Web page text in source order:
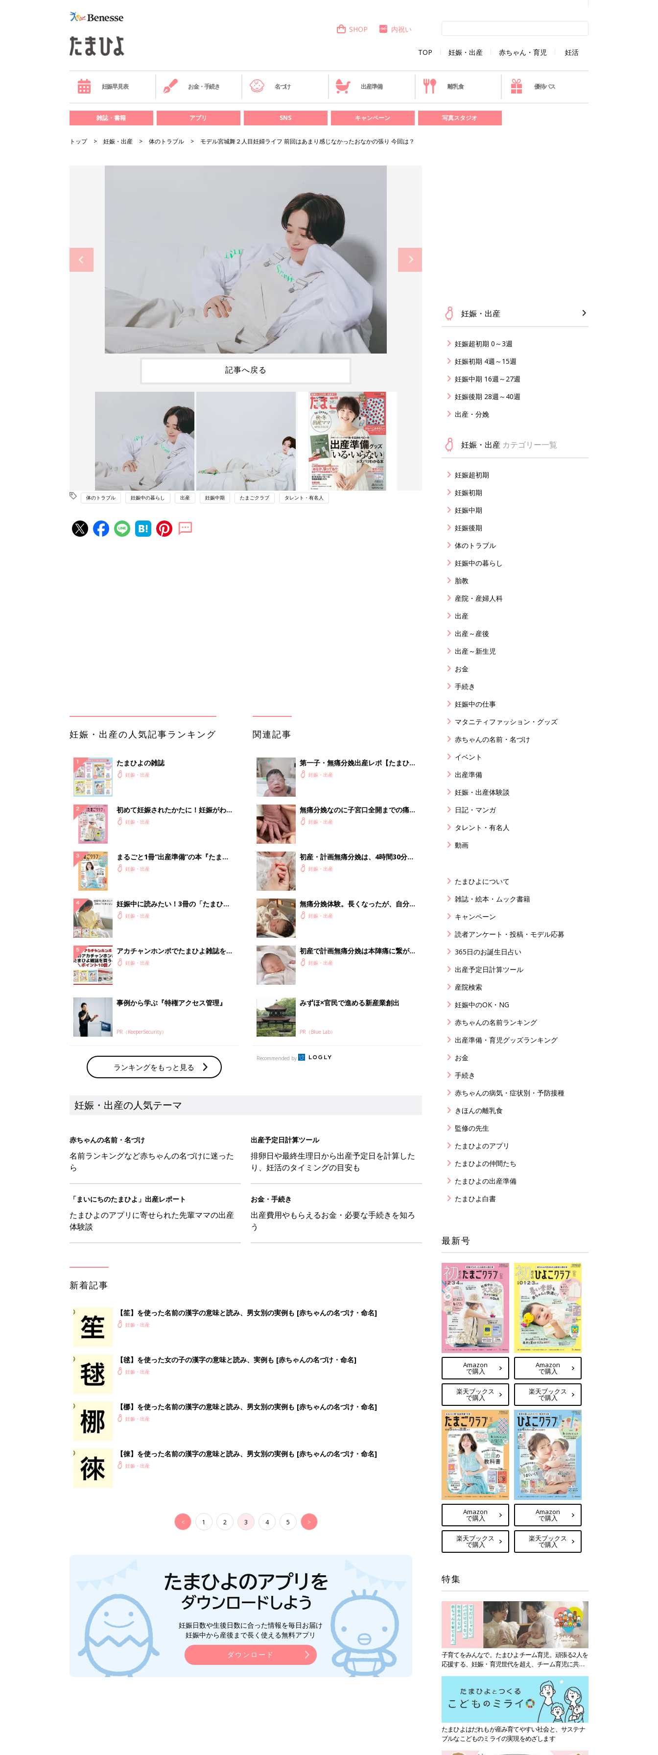
TOP 妊娠・出産 赤ちゃん・育児 妊活
SHOP 内祝い
妊娠早見表 お金・手続き 名づけ 出産準備 離乳食 優待パス
雑誌・書籍 アプリ SNS キャンペーン 写真スタジオ
トップ 妊娠・出産 体のトラブル モデル宮城舞２人目妊婦ライフ 前回はあまり感じなかったおなかの張り 今回は？
記事へ戻る
体のトラブル 妊娠中の暮らし 出産 妊娠中期 たまごクラブ タレント・有名人
夫婦で予習する 出産の教科書
妊娠中に読みたい！3冊の「たまひ
PR（KeeperSecurity）
ランキングをもっと見る
出産体験談】
体験談】
PR（Blue Lab）
妊娠・出産の人気テーマ
赤ちゃんの名前・名づけ
ら
出産予定日計算ツール
り、妊活のタイミングの目安も
「まいにちのたまひよ」出産レポート
たまひよのアプリに寄せられた先輩ママの出産
体験談
お金・手続き
出産費用やもらえるお金・必要な手続きを知ろ
【笙】を使った名前の漢字の意味と読み、男女別の実例も [赤ちゃんの名づけ・命名]
【毬】を使った女の子の漢字の意味と読み、実例も [赤ちゃんの名づけ・命名]
妊娠・出産
【梛】を使った名前の漢字の意味と読み、男女別の実例も [赤ちゃんの名づけ・命名]
< 1 2 3 4 5 >
妊娠・出産
妊娠超初期 0～3週
妊娠初期 4週～15週
妊娠中期 16週～27週
妊娠後期 28週～40週
出産・分娩
妊娠・出産 カテゴリー一覧
妊娠超初期
妊娠初期
妊娠中期
妊娠後期
体のトラブル
妊娠中の暮らし
胎教
産院・産婦人科
出産
出産～産後
出産～新生児
お金
手続き
妊娠中の仕事
マタニティファッション・グッズ
赤ちゃんの名前・名づけ
イベント
出産準備
妊娠・出産体験談
日記・マンガ
タレント・有名人
動画
たまひよについて
雑誌・絵本・ムック書籍
キャンペーン
読者アンケート・投稿・モデル応募
365日のお誕生日占い
出産予定日計算ツール
産院検索
妊娠中のOK・NG
赤ちゃんの名前ランキング
出産準備・育児グッズランキング
お金
手続き
赤ちゃんの病気・症状別・予防接種
きほんの離乳食
監修の先生
たまひよのアプリ
たまひよの仲間たち
たまひよの出産準備
たまひよ白書
最新号
Amazon
で購入
楽天ブックス
で購入
Amazon
で購入
楽天ブックス
で購入
Amazon
で購入
楽天ブックス
で購入
Amazon
で購入
楽天ブックス
で購入
特集
子育てをみんなで。たまひよチーム育児。頑張る2人を
応援する、妊娠・育児世代を超え、チーム育児に共感
たまひよはだれもが産み育てやすい社会と、サステナ
ブルなこどものミライの実現をめざします